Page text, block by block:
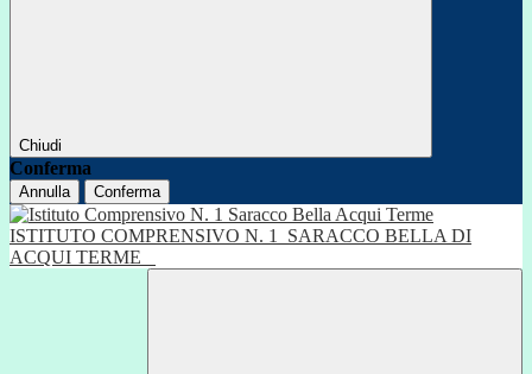
Chiudi
Conferma
Annulla Conferma
ISTITUTO COMPRENSIVO N. 1
SARACCO BELLA DI
ACQUI TERME